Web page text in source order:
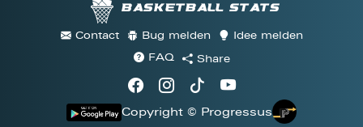
Basketball stats
Contact Bug melden
Idee melden
FAQ
Share
Copyright © Progressus